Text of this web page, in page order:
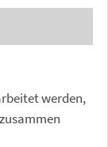
werden,